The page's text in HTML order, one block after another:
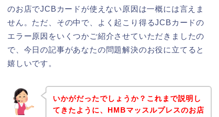
のお店でJCBカードが使えない原因は一概には言えま
せん。ただ、その中で、よく起こり得るJCBカードの
エラー原因をいくつかご紹介させていただきましたの
で、今日の記事があなたの問題解決のお役に立てると
嬉しいです。
いかがだったでしょうか？これまで説明し
てきたように、HMBマッスルプレスのお店